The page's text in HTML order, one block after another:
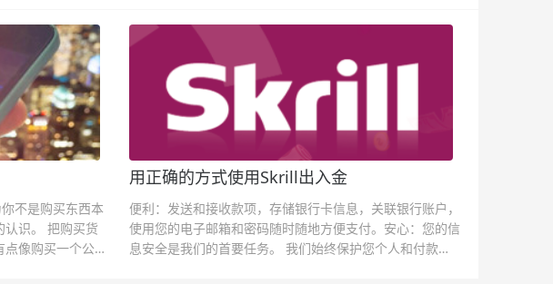
不是购买东西本
认识。 把购买货
像购买一个公司
用正确的方式使用Skrill出入金
便利：发送和接收款项，存储银行卡信息，关联银行账户，
使用您的电子邮箱和密码随时随地方便支付。安心：您的信
息安全是我们的首要任务。 我们始终保护您个人和付款信